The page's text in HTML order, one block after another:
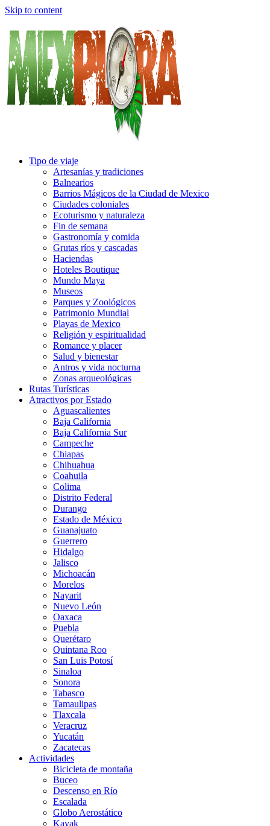
Skip to content
Tipo de viaje
Artesanías y tradiciones
Balnearios
Barrios Mágicos de la Ciudad de Mexico
Ciudades coloniales
Ecoturismo y naturaleza
Fin de semana
Gastronomía y comida
Grutas ríos y cascadas
Haciendas
Hoteles Boutique
Mundo Maya
Museos
Parques y Zoológicos
Patrimonio Mundial
Playas de Mexico
Religión y espiritualidad
Romance y placer
Salud y bienestar
Antros y vida nocturna
Zonas arqueológicas
Rutas Turísticas
Atractivos por Estado
Aguascalientes
Baja California
Baja California Sur
Campeche
Chiapas
Chihuahua
Coahuila
Colima
Distrito Federal
Durango
Estado de México
Guanajuato
Guerrero
Hidalgo
Jalisco
Michoacán
Morelos
Nayarit
Nuevo León
Oaxaca
Puebla
Querétaro
Quintana Roo
San Luis Potosí
Sinaloa
Sonora
Tabasco
Tamaulipas
Tlaxcala
Veracruz
Yucatán
Zacatecas
Actividades
Bicicleta de montaña
Buceo
Descenso en Río
Escalada
Globo Aerostático
Kayak